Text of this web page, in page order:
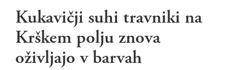
Kukavičji suhi travniki na
Krškem polju znova
oživljajo v barvah